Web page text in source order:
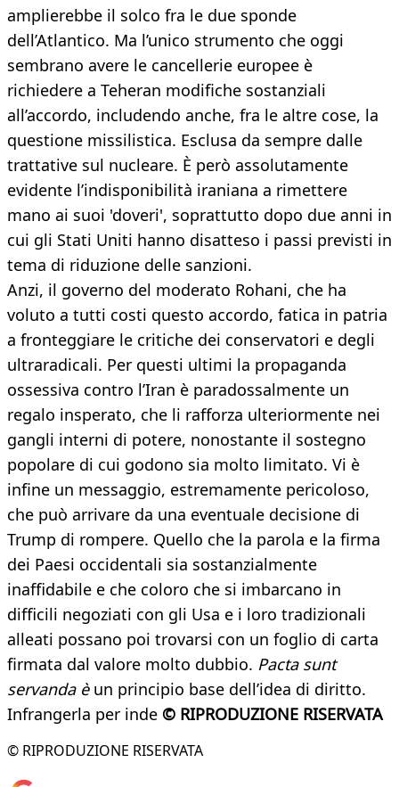
amplierebbe il solco fra le due sponde
dell’Atlantico. Ma l’unico strumento che oggi
sembrano avere le cancellerie europee è
richiedere a Teheran modifiche sostanziali
all’accordo, includendo anche, fra le altre cose, la
questione missilistica. Esclusa da sempre dalle
trattative sul nucleare. È però assolutamente
evidente l’indisponibilità iraniana a rimettere
mano ai suoi 'doveri', soprattutto dopo due anni in
cui gli Stati Uniti hanno disatteso i passi previsti in
tema di riduzione delle sanzioni.
Anzi, il governo del moderato Rohani, che ha
voluto a tutti costi questo accordo, fatica in patria
a fronteggiare le critiche dei conservatori e degli
ultraradicali. Per questi ultimi la propaganda
ossessiva contro l’Iran è paradossalmente un
regalo insperato, che li rafforza ulteriormente nei
gangli interni di potere, nonostante il sostegno
popolare di cui godono sia molto limitato. Vi è
infine un messaggio, estremamente pericoloso,
che può arrivare da una eventuale decisione di
Trump di rompere. Quello che la parola e la firma
dei Paesi occidentali sia sostanzialmente
inaffidabile e che coloro che si imbarcano in
difficili negoziati con gli Usa e i loro tradizionali
alleati possano poi trovarsi con un foglio di carta
firmata dal valore molto dubbio. Pacta sunt
servanda èun principio base dell’idea di diritto.
Infrangerla per inde © RIPRODUZIONE RISERVATA
© RIPRODUZIONE RISERVATA